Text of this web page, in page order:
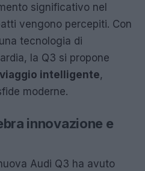
significativo nel
vengono percepiti. Con
tecnologia di
la Q3 si propone
intelligente,
moderne.
innovazione e
Audi Q3 ha avuto